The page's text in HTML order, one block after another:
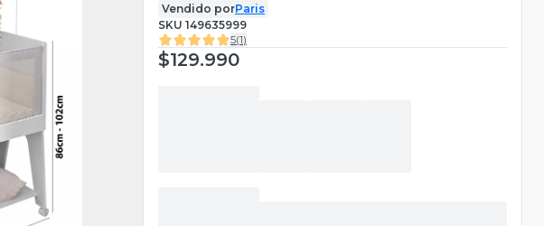
Vendido porParis
SKU 149635999
5(1)
$129.990